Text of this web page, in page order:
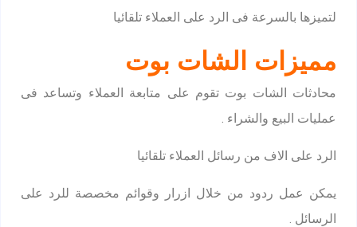
لتميزها بالسرعة فى الرد على العملاء تلقائيا
مميزات الشات بوت
محادثات الشات بوت تقوم على متابعة العملاء وتساعد فى
عمليات البيع والشراء .
الرد على الاف من رسائل العملاء تلقائيا
يمكن عمل ردود من خلال ازرار وقوائم مخصصة للرد على
الرسائل .